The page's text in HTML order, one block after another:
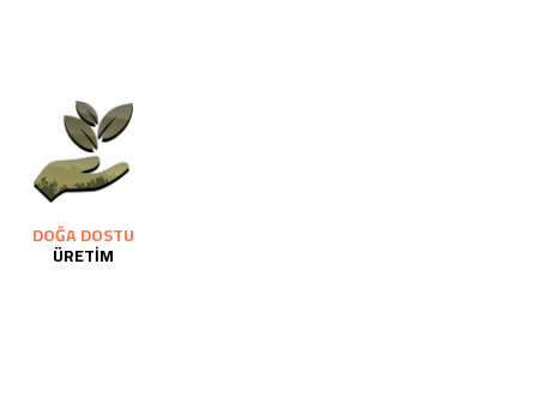
DOĞA DOSTU
ÜRETİM